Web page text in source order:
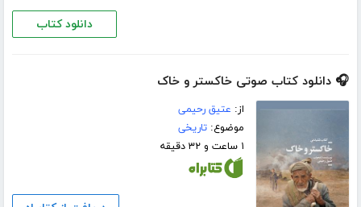
دانلود کتاب
🎧 دانلود کتاب صوتی خاکستر و خاک
از: عتیق رحیمی
موضوع:تاریخی
۱ ساعت و ۳۲ دقیقه